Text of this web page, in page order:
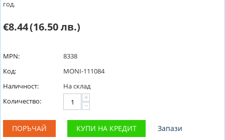
год.
€8.44(16.50 лв.)
MPN:
8338
Код:
MONI-111084
Наличност:
На склад
Количество:
+
−
ПОРЪЧАЙ КУПИ НА КРЕДИТ Запази